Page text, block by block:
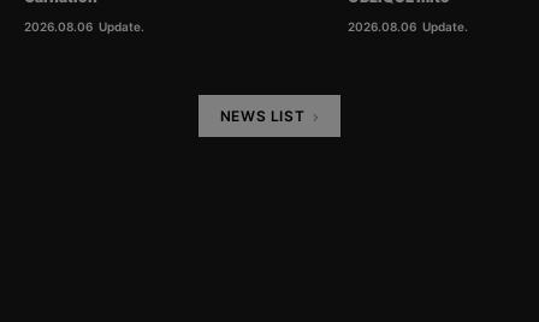
2026.08.06 Update. 2026.08.06 Update.
NEWS LIST